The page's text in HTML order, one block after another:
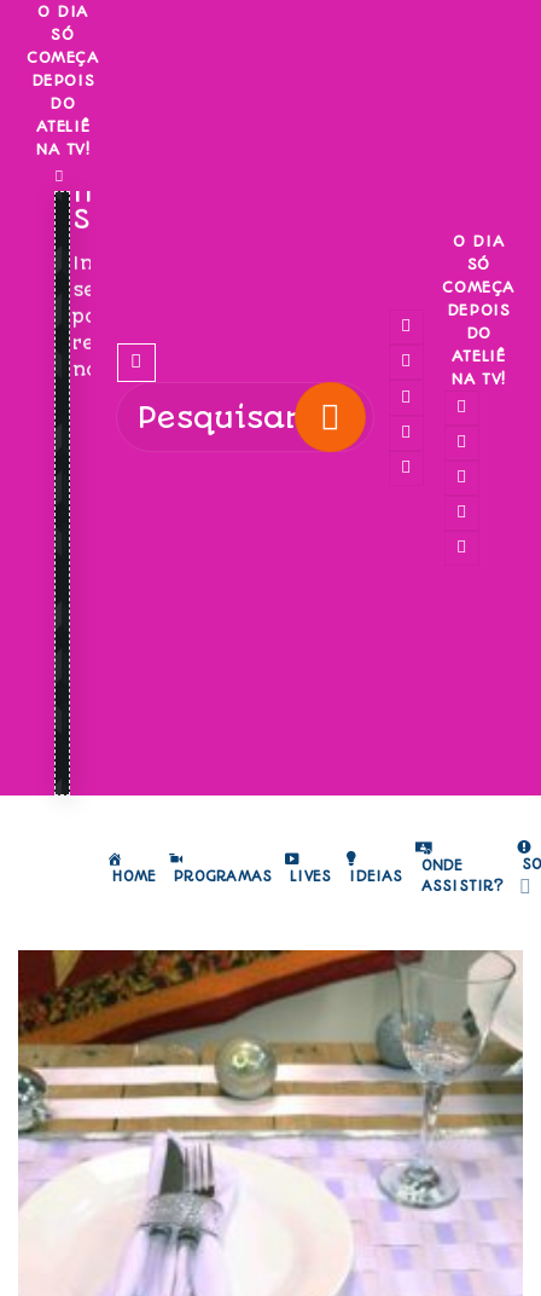
Skip
content
O DIA
SÓ
COMEÇA
DEPOIS
DO
ATELIÊ
NA TV!
INSCREVA-
SE!
Inscreva-
se
para
receber
novidades!
O DIA
SÓ
COMEÇA
DEPOIS
DO
ATELIÊ
NA TV!
HOME PROGRAMAS LIVES IDEIAS
ONDE
ASSISTIR?